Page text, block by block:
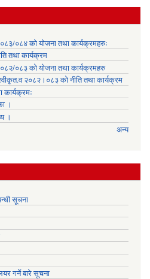
०८४ को योजना तथा कार्यक्रमहरुः
तथा कार्यक्रम
०८३ को योजना तथा कार्यक्रमहरु
२०८२।०८३ को नीति तथा कार्यक्रम
।
।
अन्य
सूचना
गर्ने बारे सूचना